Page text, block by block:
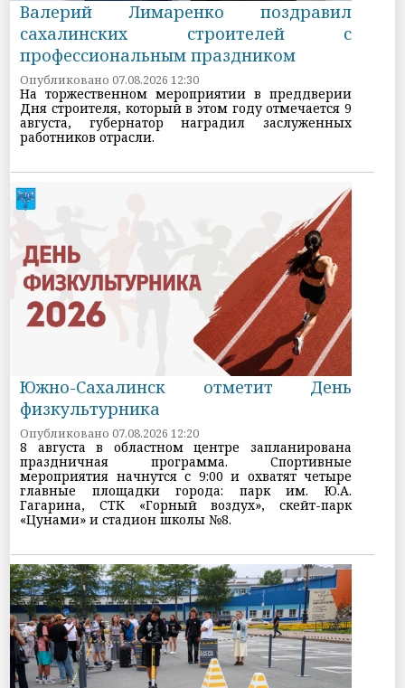
Валерий Лимаренко поздравил
сахалинских строителей с
профессиональным праздником
Опубликовано 07.08.2026 12:30
На торжественном мероприятии в преддверии
Дня строителя, который в этом году отмечается 9
августа, губернатор наградил заслуженных
работников отрасли.
Южно-Сахалинск отметит День
физкультурника
Опубликовано 07.08.2026 12:20
8 августа в областном центре запланирована
праздничная программа. Спортивные
мероприятия начнутся с 9:00 и охватят четыре
главные площадки города: парк им. Ю.А.
Гагарина, СТК «Горный воздух», скейт-парк
«Цунами» и стадион школы №8.